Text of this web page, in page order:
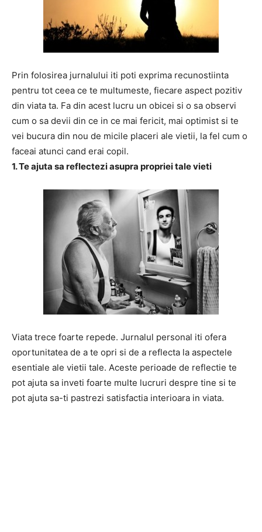
Prin folosirea jurnalului iti poti exprima recunostiinta
pentru tot ceea ce te multumeste, fiecare aspect pozitiv
din viata ta. Fa din acest lucru un obicei si o sa observi
cum o sa devii din ce in ce mai fericit, mai optimist si te
vei bucura din nou de micile placeri ale vietii, la fel cum o
faceai atunci cand erai copil.
1. Te ajuta sa reflectezi asupra propriei tale vieti
Viata trece foarte repede. Jurnalul personal iti ofera
oportunitatea de a te opri si de a reflecta la aspectele
esentiale ale vietii tale. Aceste perioade de reflectie te
pot ajuta sa inveti foarte multe lucruri despre tine si te
pot ajuta sa-ti pastrezi satisfactia interioara in viata.